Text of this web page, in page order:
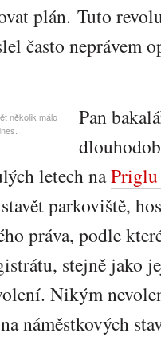
plán. Tuto
často neprávem
několik málo
Pan
letech naPriglu
parkoviště,
práva, podle
stejně jako
Nikým
náměstkových